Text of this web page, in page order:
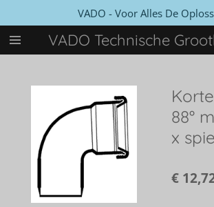
direct
naar
VADO Technische
VADO - Voor Alles De
88°
x spie
€